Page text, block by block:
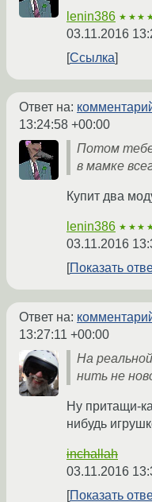
lenin386
03.11.2016
Ссылка
Ответ на:
13:24:58 +00:00
Потом
в мамке
Купит два
lenin386
03.11.2016
Показать
Ответ на:
13:27:11 +00:00
На
нить не
Ну притащи-
нибудь
inchallah
03.11.2016
Показать